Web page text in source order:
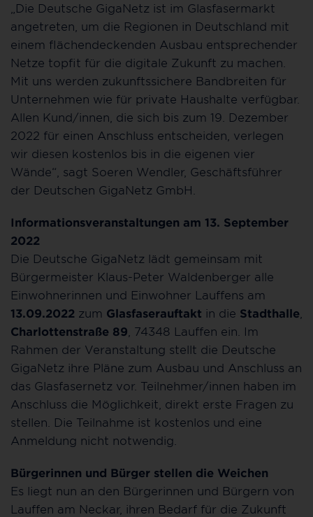
„Die Deutsche GigaNetz ist im Glasfasermarkt
angetreten, um die Regionen in Deutschland mit
einem flächendeckenden Ausbau entsprechender
Netze topfit für die digitale Zukunft zu machen.
Mit uns werden zukunftssichere Bandbreiten für
Unternehmen wie für private Haushalte verfügbar.
Allen Kund/innen, die sich bis zum 19. Dezember
2022 für einen Anschluss entscheiden, verlegen
wir diesen kostenlos bis in die eigenen vier
Wände“, sagt Soeren Wendler, Geschäftsführer
der Deutschen GigaNetz GmbH.
Informationsveranstaltungen am 13. September
2022
Die Deutsche GigaNetz lädt gemeinsam mit
Bürgermeister Klaus-Peter Waldenberger alle
Einwohnerinnen und Einwohner Lauffens am
13.09.2022 zum Glasfaserauftakt in die Stadthalle
Charlottenstraße 89 , 74348 Lauffen ein. Im
Rahmen der Veranstaltung stellt die Deutsche
GigaNetz ihre Pläne zum Ausbau und Anschluss an
das Glasfasernetz vor. Teilnehmer/innen haben im
Anschluss die Möglichkeit, direkt erste Fragen zu
stellen. Die Teilnahme ist kostenlos und eine
Anmeldung nicht notwendig.
Bürgerinnen und Bürger stellen die Weichen
Es liegt nun an den Bürgerinnen und Bürgern von
Lauffen am Neckar, ihren Bedarf für die Zukunft